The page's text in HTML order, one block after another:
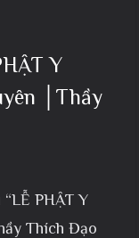
Y
│Thầy
PHẬT Y
Thích Đạo